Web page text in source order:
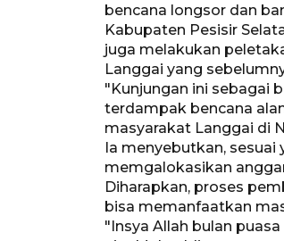
bencana longsor dan
Kabupaten Pesisir
juga melakukan
Langgai yang
"Kunjungan ini sebagai
terdampak bencana
masyarakat Langgai di
Ia menyebutkan,
memgalokasikan
Diharapkan, proses
bisa memanfaatkan
"Insya Allah bulan